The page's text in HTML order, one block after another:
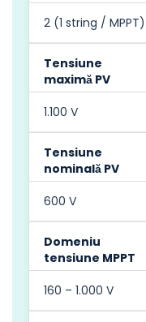
2 (1 string / MPPT)
Tensiune
maximă PV
1.100 V
Tensiune
nominală PV
600 V
Domeniu
tensiune MPPT
160 – 1.000 V